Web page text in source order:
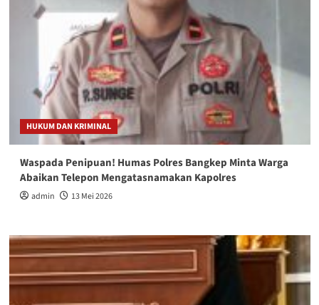
HUKUM DAN KRIMINAL
Waspada Penipuan! Humas Polres Bangkep Minta Warga
Abaikan Telepon Mengatasnamakan Kapolres
admin 13 Mei 2026